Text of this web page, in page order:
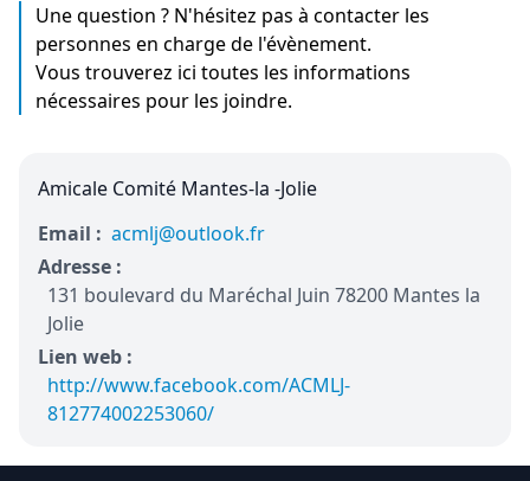
Une question ? N'hésitez pas à contacter les
personnes en charge de l'évènement.
Vous trouverez ici toutes les informations
nécessaires pour les joindre.
Amicale Comité Mantes-la -Jolie
Email : acmlj@outlook.fr
Adresse :
131 boulevard du Maréchal Juin 78200 Mantes la
Jolie
Lien web :
http://www.facebook.com/ACMLJ-
812774002253060/